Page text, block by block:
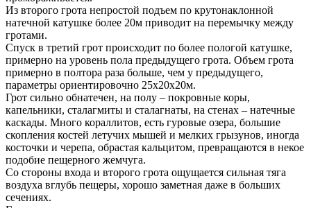
Из второго грота непростой подъем по крутонаклонной
натечной катушке более 20м приводит на перемычку между
гротами.
Спуск в третий грот происходит по более пологой катушке,
примерно на уровень пола предыдущего грота. Объем грота
примерно в полтора раза больше, чем у предыдущего,
параметры ориентировочно 25х20х20м.
Грот сильно обнатечен, на полу – покровные коры,
капельники, сталагмиты и сталагнаты, на стенах – натечные
каскады. Много кораллитов, есть гуровые озера, большие
скопления костей летучих мышей и мелких грызунов, иногда
косточки и черепа, обрастая кальцитом, превращаются в некое
подобие пещерного жемчуга.
Со стороны входа и второго грота ощущается сильная тяга
воздуха вглубь пещеры, хорошо заметная даже в больших
сечениях.